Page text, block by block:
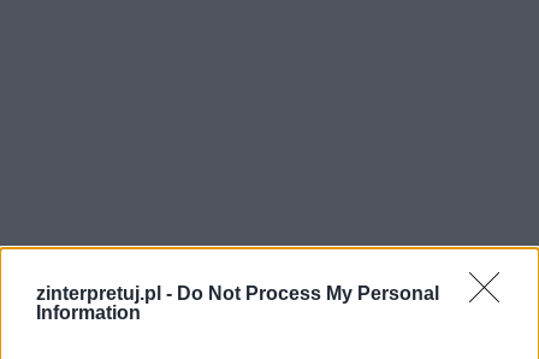
zinterpretuj.pl - Do Not Process My Personal
Information
Podborska staje się więc w pewnym momencie
tytułowym człowiekiem bezdomnym, zarówno w